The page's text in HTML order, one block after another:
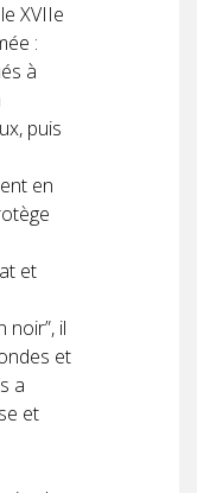
XVIIe
:
à
puis
en
et
noir”, il
et
a
et